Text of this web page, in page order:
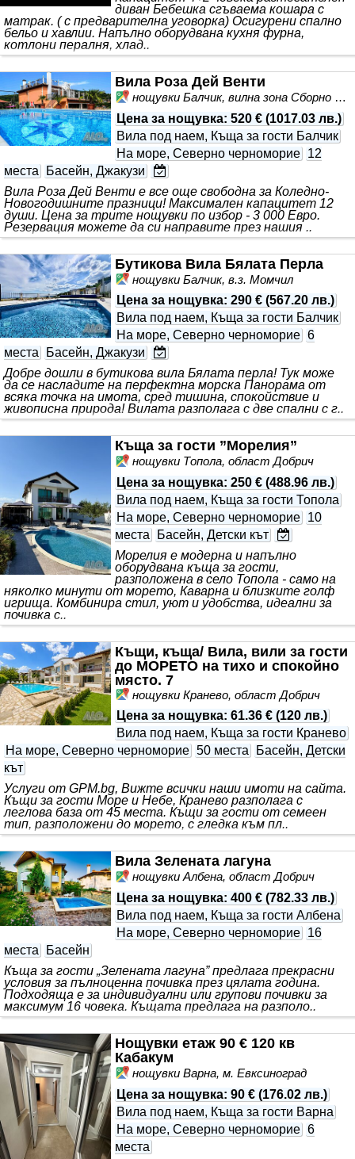
диван Бебешка сгъваема кошара с
матрак. ( с предварителна уговорка) Осигурени спално
бельо и хавлии. Напълно оборудвана кухня фурна,
котлони пералня, хлад..
Вила Роза Дей Венти
нощувки Балчик, вилна зона Сборно Място
Цена за нощувка: 520 € (1017.03 лв.)
Вила под наем, Къща за гости Балчик
На море, Северно черноморие 12
места
Басейн, Джакузи
Вила Роза Дей Венти е все още свободна за Коледно-
Новогодишните празници! Максимален капацитет 12
души. Цена за трите нощувки по избор - 3 000 Евро.
Резервация можете да си направите през нашия ..
Бутикова Вила Бялата Перла
нощувки Балчик, в.з. Момчил
Цена за нощувка: 290 € (567.20 лв.)
Вила под наем, Къща за гости Балчик
На море, Северно черноморие 6
места
Басейн, Джакузи
Добре дошли в бутикова вила Бялата перла! Тук може
да се насладите на перфектна морска Панорама от
всяка точка на имота, сред тишина, спокойствие и
живописна природа! Вилата разполага с две спални с г..
Къща за гости ”Морелия”
нощувки Топола, област Добрич
Цена за нощувка: 250 € (488.96 лв.)
Вила под наем, Къща за гости Топола
На море, Северно черноморие 10
места
Басейн, Детски кът
Морелия е модерна и напълно
оборудвана къща за гости,
разположена в село Топола - само на
няколко минути от морето, Каварна и близките голф
игрища. Комбинира стил, уют и удобства, идеални за
почивка с..
Къщи, къща/ Вила, вили за гости
до МОРЕТО на тихо и спокойно
място. 7
нощувки Кранево, област Добрич
Цена за нощувка: 61.36 € (120 лв.)
Вила под наем, Къща за гости Кранево
На море, Северно черноморие 50 места
Басейн, Детски
кът
Услуги от GPM.bg, Вижте всички наши имоти на сайта.
Къщи за гости Море и Небе, Кранево разполага с
леглова база от 45 места. Къщи за гости от семеен
тип, разположени до морето, с гледка към пл..
Вила Зелената лагуна
нощувки Албена, област Добрич
Цена за нощувка: 400 € (782.33 лв.)
Вила под наем, Къща за гости Албена
На море, Северно черноморие 16
места
Басейн
Къща за гости „Зелената лагуна” предлага прекрасни
условия за пълноценна почивка през цялата година.
Подходяща е за индивидуални или групови почивки за
максимум 16 човека. Къщата предлага на разполо..
Нощувки етаж 90 € 120 кв
Кабакум
нощувки Варна, м. Евксиноград
Цена за нощувка: 90 € (176.02 лв.)
Вила под наем, Къща за гости Варна
На море, Северно черноморие 6
места